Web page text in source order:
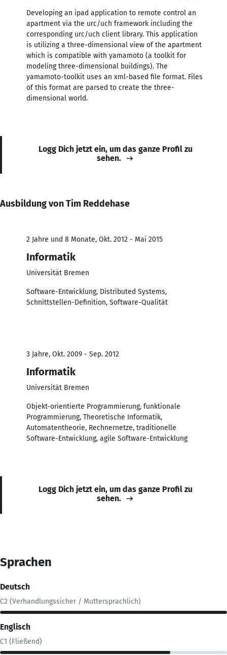
Developing an ipad application to remote control an
apartment via the urc/uch framework including the
corresponding urc/uch client library. This application
is utilizing a three-dimensional view of the apartment
which is compatible with yamamoto (a toolkit for
modeling three-dimensional buildings). The
yamamoto-toolkit uses an xml-based file format. Files
of this format are parsed to create the three-
dimensional world.
Logg Dich jetzt ein, um das ganze Profil zu
sehen.
Ausbildung von Tim Reddehase
2 Jahre und 8 Monate, Okt. 2012 - Mai 2015
Informatik
Universität Bremen
Software-Entwicklung, Distributed Systems,
Schnittstellen-Definition, Software-Qualität
3 Jahre, Okt. 2009 - Sep. 2012
Informatik
Universität Bremen
Objekt-orientierte Programmierung, funktionale
Programmierung, Theoretische Informatik,
Automatentheorie, Rechnernetze, traditionelle
Software-Entwicklung, agile Software-Entwicklung
Logg Dich jetzt ein, um das ganze Profil zu
sehen.
Sprachen
Deutsch
C2 (Verhandlungssicher / Muttersprachlich)
Englisch
C1 (Fließend)